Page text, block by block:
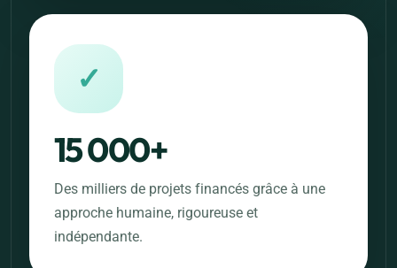
✓
15 000+
Des milliers de projets financés grâce à une
approche humaine, rigoureuse et
indépendante.